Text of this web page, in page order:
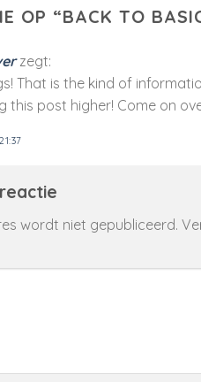
OP “BACK TO
zegt:
That is the kind of
this post higher! Come on
wordt niet gepubliceerd.